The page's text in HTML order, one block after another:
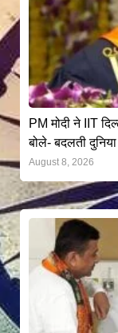
PM मोदी ने IIT
बोले- बदलती
August 8, 2026